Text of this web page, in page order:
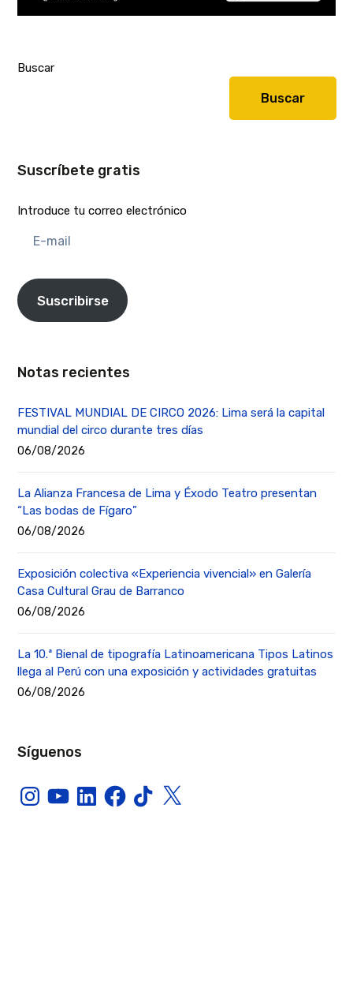
Buscar
Buscar
Suscríbete gratis
Introduce tu correo electrónico
mail
Suscribirse
Notas recientes
FESTIVAL MUNDIAL DE CIRCO 2026: Lima será la capital
mundial del circo durante tres días
06/08/2026
La Alianza Francesa de Lima y Éxodo Teatro presentan
“Las bodas de Fígaro”
06/08/2026
Exposición colectiva «Experiencia vivencial» en Galería
Casa Cultural Grau de Barranco
06/08/2026
La 10.ª Bienal de tipografía Latinoamericana Tipos Latinos
llega al Perú con una exposición y actividades gratuitas
06/08/2026
Síguenos
InstagramYouTubeLinkedInFacebook
TikTokX